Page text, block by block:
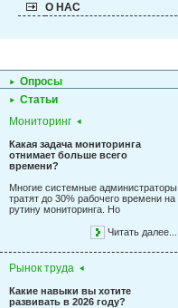
О НАС
Опросы
Статьи
Мониторинг
Какая задача мониторинга
отнимает больше всего
времени?
Многие системные администраторы
тратят до 30% рабочего времени на
рутину мониторинга. Но
Читать далее...
Рынок труда
Какие навыки вы хотите
развивать в 2026 году?